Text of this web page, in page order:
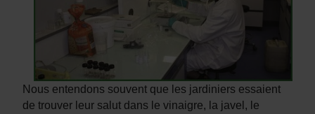
Nous entendons souvent que les jardiniers essaient
de trouver leur salut dans le vinaigre, la javel, le